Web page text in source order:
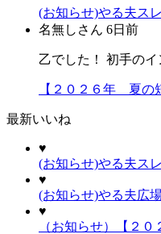
(お知らせ)やる夫ス
名無しさん 6日前
乙でした！ 初手の
【２０２６年 夏
最新いいね
♥
(お知らせ)やる夫ス
♥
(お知らせ)やる夫広
♥
（お知らせ）【２